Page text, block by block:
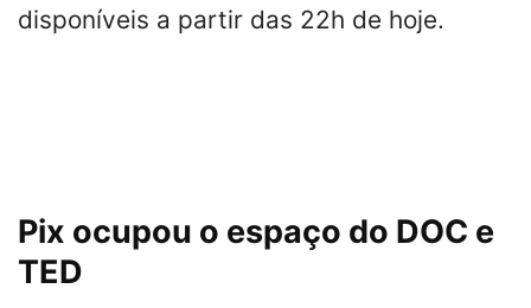
disponíveis a partir das 22h de hoje.
Pix ocupou o espaço do DOC e
TED